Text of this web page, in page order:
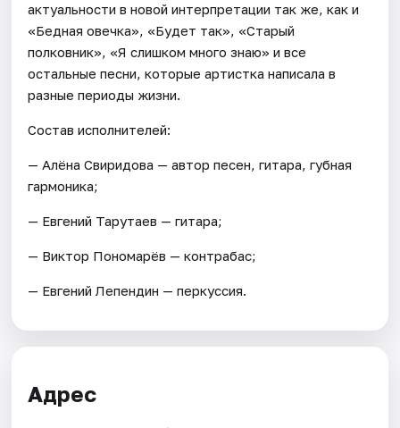
актуальности в новой интерпретации так же, как и
«Бедная овечка», «Будет так», «Старый
полковник», «Я слишком много знаю» и все
остальные песни, которые артистка написала в
разные периоды жизни.
Состав исполнителей:
— Алёна Свиридова — автор песен, гитара, губная
гармоника;
— Евгений Тарутаев — гитара;
— Виктор Пономарёв — контрабас;
— Евгений Лепендин — перкуссия.
Адрес